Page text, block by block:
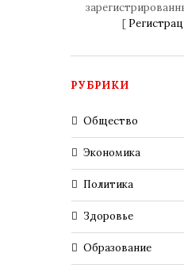
[
РУБРИКИ
Общество
Экономика
Политика
Здоровье
Образование